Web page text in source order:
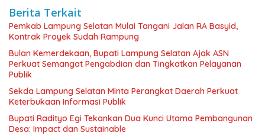
Berita Terkait
Pemkab Lampung Selatan Mulai Tangani Jalan RA Basyid,
Kontrak Proyek Sudah Rampung
Bulan Kemerdekaan, Bupati Lampung Selatan Ajak ASN
Perkuat Semangat Pengabdian dan Tingkatkan Pelayanan
Publik
Sekda Lampung Selatan Minta Perangkat Daerah Perkuat
Keterbukaan Informasi Publik
Bupati Radityo Egi Tekankan Dua Kunci Utama Pembangunan
Desa: Impact dan Sustainable